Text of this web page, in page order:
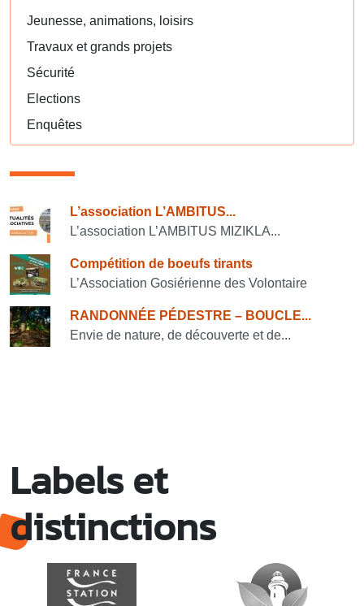
Jeunesse, animations, loisirs
Travaux et grands projets
Sécurité
Elections
Enquêtes
Consulter également
L’association L’AMBITUS...
L’association L’AMBITUS MIZIKLA...
Compétition de boeufs tirants
L’Association Gosiérienne des Volontaire
RANDONNÉE PÉDESTRE – BOUCLE...
Envie de nature, de découverte et de...
Labels et
distinctions